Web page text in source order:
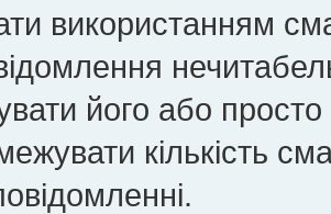
використанням
його або
кількість